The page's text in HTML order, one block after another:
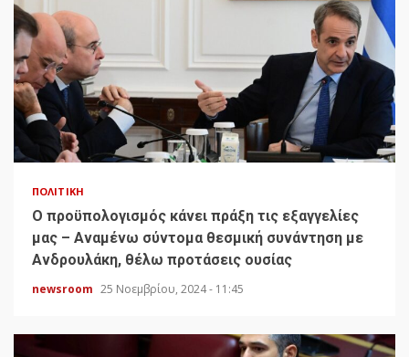
ΠΟΛΙΤΙΚΉ
Ο προϋπολογισμός κάνει πράξη τις εξαγγελίες
μας – Αναμένω σύντομα θεσμική συνάντηση με
Ανδρουλάκη, θέλω προτάσεις ουσίας
newsroom 25 Νοεμβρίου, 2024 - 11:45